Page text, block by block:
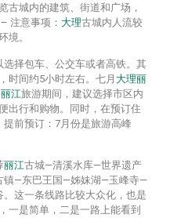
古城内的建筑、街道和广场，
注意事项： 大理古城内人流较
境。
选择包车、公交车或者高铁。其
时间约5小时左右。七月 大理丽
丽江旅游期间，建议选择市区内
出行和购物。同时，在预订住
前预订：7月份是旅游高峰
丽江古城—清溪水库—世界遗产
镇—东巴王国—姊妹湖—玉峰寺—
这一条线路比较大众化，也是
一是简单，二是一路上能看到